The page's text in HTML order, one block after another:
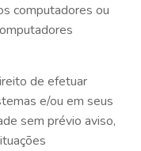
computadores ou
de efetuar
e/ou em seus
sem prévio aviso,